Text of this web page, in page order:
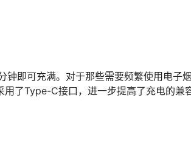
即可充满。对于那些需要频繁使用电子
了Type-C接口，进一步提高了充电的兼